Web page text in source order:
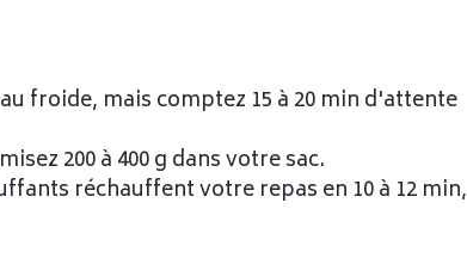
froide, mais comptez 15 à 20 min d'attente
200 à 400 g dans votre sac.
réchauffent votre repas en 10 à 12 min,